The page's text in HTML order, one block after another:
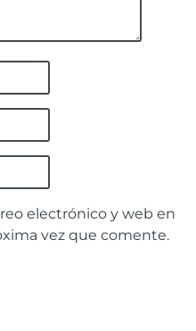
electrónico y web en
vez que comente.